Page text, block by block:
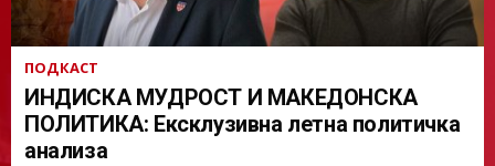
ПОДКАСТ
ИНДИСКА МУДРОСТ И МАКЕДОНСКА
ПОЛИТИКА: Ексклузивна летна политичка
анализа